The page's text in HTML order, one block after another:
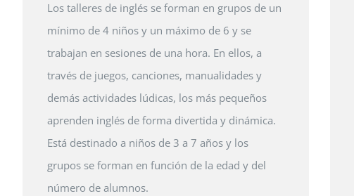
Los talleres de inglés se forman en grupos de un
mínimo de 4 niños y un máximo de 6 y se
trabajan en sesiones de una hora. En ellos, a
través de juegos, canciones, manualidades y
demás actividades lúdicas, los más pequeños
aprenden inglés de forma divertida y dinámica.
Está destinado a niños de 3 a 7 años y los
grupos se forman en función de la edad y del
número de alumnos.